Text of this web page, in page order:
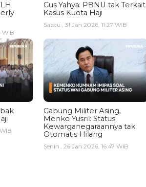
WIB
Gus Yahya: PBNU tak Terkait
Kasus Kuota Haji
Sabtu , 31 Jan 2026, 11:27 WIB
Gabung Militer Asing,
Menko Yusril: Status
Kewarganegaraannya tak
Otomatis Hilang
Senin , 26 Jan 2026, 16:47 WIB